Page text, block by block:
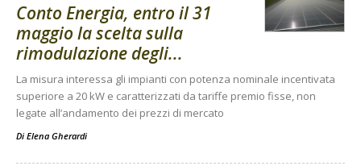
Conto Energia, entro il 31
maggio la scelta sulla
rimodulazione degli...
La misura interessa gli impianti con potenza nominale incentivata
superiore a 20 kW e caratterizzati da tariffe premio fisse, non
legate all’andamento dei prezzi di mercato
Di Elena Gherardi